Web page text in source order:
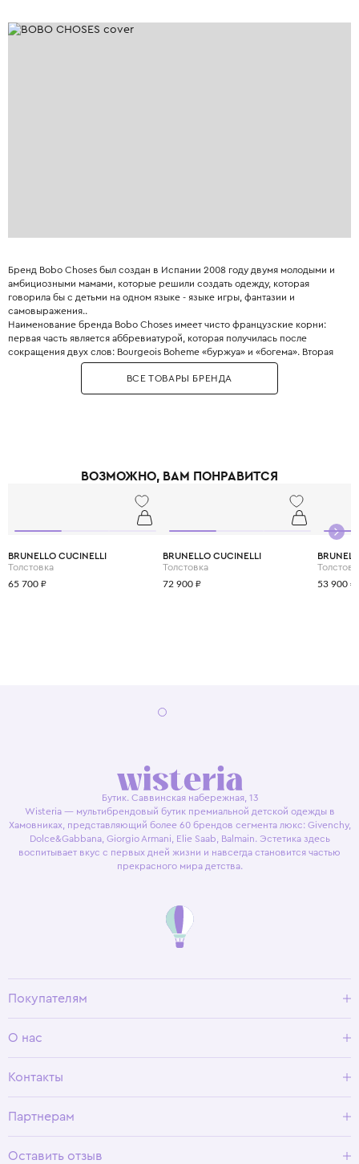
Бренд Bobo Choses был создан в Испании 2008 году двумя молодыми и
амбициозными мамами, которые решили создать одежду, которая
говорила бы с детьми на одном языке - языке игры, фантазии и
самовыражения..
Наименование бренда Bobo Choses имеет чисто французские корни:
первая часть является аббревиатурой, которая получилась после
сокращения двух слов: Bourgeois Boheme «буржуа» и «богема». Вторая
часть переводится как «вещи».
Главное отличие Bobo Choses - узнаваемый художественный стиль:
наивные принты, комфортные свободные силуэты и использование
ВСЕ ТОВАРЫ БРЕНДА
ВОЗМОЖНО, ВАМ ПОНРАВИТСЯ
BRUNELLO CUCINELLI
Толстовка
65 700 ₽
BRUNELLO CUCINELLI
Толстовка
72 900 ₽ 53 900 ₽
Бутик. Саввинская набережная, 13
Wisteria — мультибрендовый бутик премиальной детской одежды в
Хамовниках, представляющий более 60 брендов сегмента люкс: Givenchy,
Dolce&Gabbana, Giorgio Armani, Elie Saab, Balmain. Эстетика здесь
воспитывает вкус с первых дней жизни и навсегда становится частью
прекрасного мира детства.
Покупателям
Условия возврата
О нас
Программа лояльности
Контакты
Партнерам
Оставить отзыв